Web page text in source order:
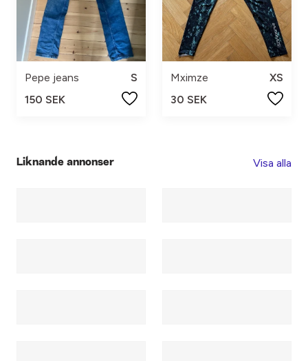
Pepe jeans
S
150 SEK
Mximze
XS
30 SEK
Liknande annonser Visa alla